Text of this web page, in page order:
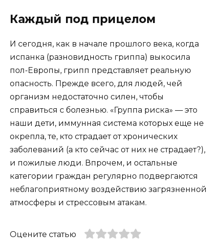
Каждый под прицелом
И сегодня, как в начале прошлого века, когда
испанка (разновидность гриппа) выкосила
пол-Европы, грипп представляет реальную
опасность. Прежде всего, для людей, чей
организм недостаточно силен, чтобы
справиться с болезнью. «Группа риска» — это
наши дети, иммунная система которых еще не
окрепла, те, кто страдает от хронических
заболеваний (а кто сейчас от них не страдает?),
и пожилые люди. Впрочем, и остальные
категории граждан регулярно подвергаются
неблагоприятному воздействию загрязненной
атмосферы и стрессовым атакам.
Оцените статью